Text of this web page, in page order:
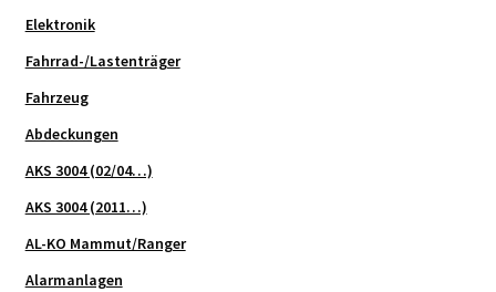
Elektronik
Fahrrad-/Lastenträger
Fahrzeug
Abdeckungen
AKS 3004 (02/04…)
AKS 3004 (2011…)
AL-KO Mammut/Ranger
Alarmanlagen